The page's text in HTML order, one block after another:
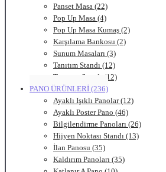
Panset Masa (22)
Pop Up Masa (4)
Pop Up Masa Kumaş (2)
Karşılama Bankosu (2)
Sunum Masaları (3)
Tanıtım Standı (12)
Tattırma Standı (12)
PANO ÜRÜNLERİ (236)
Ayaklı Işıklı Panolar (12)
Ayaklı Poster Pano (46)
Bilgilendirme Panoları (26)
Hijyen Noktası Standı (13)
İlan Panosu (35)
Kaldırım Panoları (35)